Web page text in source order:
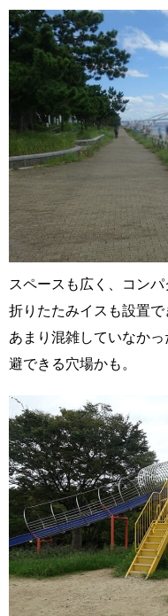
スペースも広く、コン
折りたたみイスも設置で
あまり混雑していなか
避できる穴場かも。